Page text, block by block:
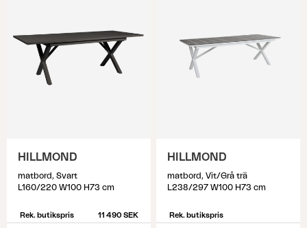
HILLMOND
matbord, Svart
L160/220 W100 H73 cm
Rek. butikspris 11 490 SEK
HILLMOND
matbord, Vit/Grå trä
L238/297 W100 H73 cm
Rek. butikspris